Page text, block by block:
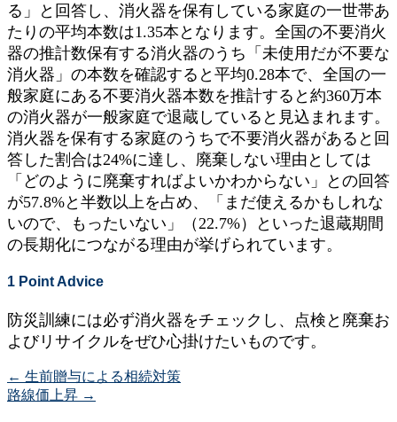
る」と回答し、消火器を保有している家庭の一世帯あ
たりの平均本数は1.35本となります。全国の不要消火
器の推計数保有する消火器のうち「未使用だが不要な
消火器」の本数を確認すると平均0.28本で、全国の一
般家庭にある不要消火器本数を推計すると約360万本
の消火器が一般家庭で退蔵していると見込まれます。
消火器を保有する家庭のうちで不要消火器があると回
答した割合は24%に達し、廃棄しない理由としては
「どのように廃棄すればよいかわからない」との回答
が57.8%と半数以上を占め、「まだ使えるかもしれな
いので、もったいない」（22.7%）といった退蔵期間
の長期化につながる理由が挙げられています。
1 Point Advice
防災訓練には必ず消火器をチェックし、点検と廃棄お
よびリサイクルをぜひ心掛けたいものです。
← 生前贈与による相続対策
路線価上昇 →